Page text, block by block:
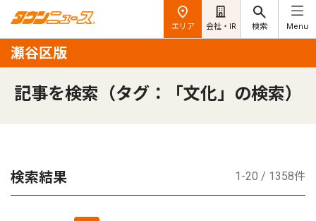
エリア 会社・IR 検索 Menu
瀬谷区版
記事を検索（タグ：「文化」の検索）
検索結果 1-20 / 1358件